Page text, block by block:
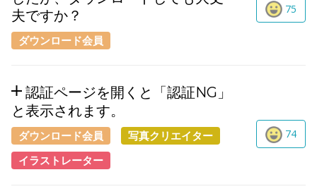
夫ですか？
ダウンロード会員
75
認証ページを開くと「認証NG」
と表示されます。
ダウンロード会員
写真クリエイター
イラストレーター
74